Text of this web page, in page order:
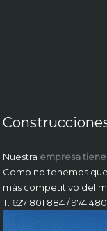
Nuestra empresa
Como no tenemos
más competitivo del
T. 627 801 884 / 974